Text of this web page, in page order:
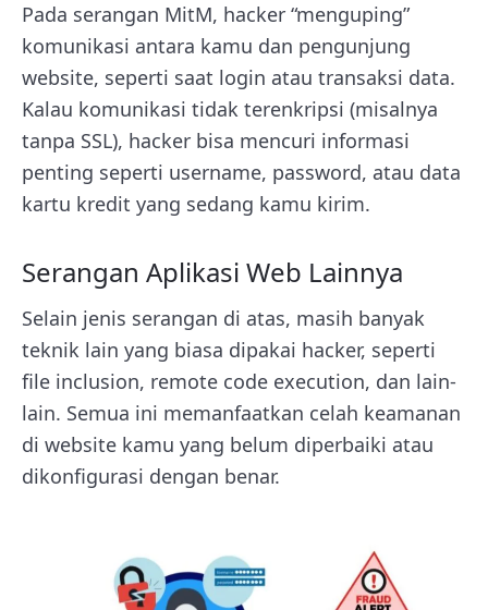
Pada serangan MitM, hacker “menguping”
komunikasi antara kamu dan pengunjung
website, seperti saat login atau transaksi data.
Kalau komunikasi tidak terenkripsi (misalnya
tanpa SSL), hacker bisa mencuri informasi
penting seperti username, password, atau data
kartu kredit yang sedang kamu kirim.
Serangan Aplikasi Web Lainnya
Selain jenis serangan di atas, masih banyak
teknik lain yang biasa dipakai hacker, seperti
file inclusion, remote code execution, dan lain-
lain. Semua ini memanfaatkan celah keamanan
di website kamu yang belum diperbaiki atau
dikonfigurasi dengan benar.